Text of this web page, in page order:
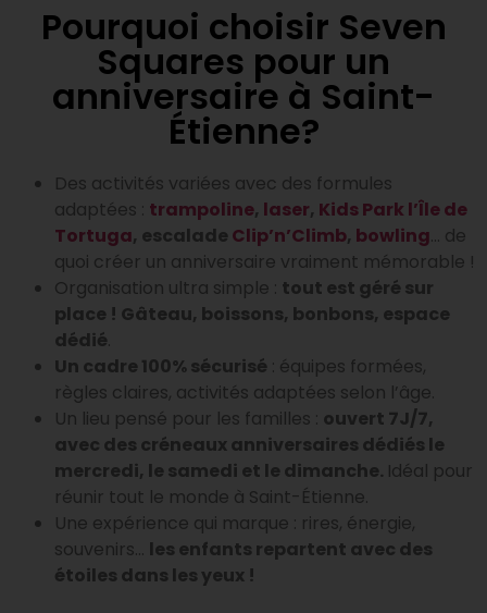
Pourquoi choisir Seven
Squares pour un
anniversaire à Saint-
Étienne?
Des activités variées avec des formules
adaptées : trampoline, laser, Kids Park l’Île de
Tortuga, escalade Clip’n’Climb, bowling… de
quoi créer un anniversaire vraiment mémorable !
Organisation ultra simple : tout est géré sur
place ! Gâteau, boissons, bonbons, espace
dédié.
Un cadre 100% sécurisé : équipes formées,
règles claires, activités adaptées selon l’âge.
Un lieu pensé pour les familles : ouvert 7J/7,
avec des créneaux anniversaires dédiés le
mercredi, le samedi et le dimanche. Idéal pour
réunir tout le monde à Saint-Étienne.
Une expérience qui marque : rires, énergie,
souvenirs… les enfants repartent avec des
étoiles dans les yeux !